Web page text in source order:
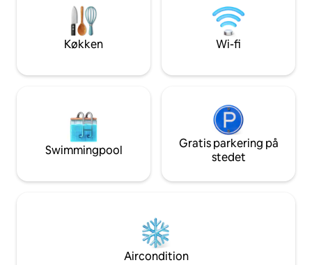
imponerer med sin gammeldags
charme, i kombination med en stilfuld
møbler af høj kvalitet.
loftkøkken og
kingsize-seng –
omgivet af
Køkken Wi-fi
Swimmingpool
Gratis parkering på
stedet
Aircondition